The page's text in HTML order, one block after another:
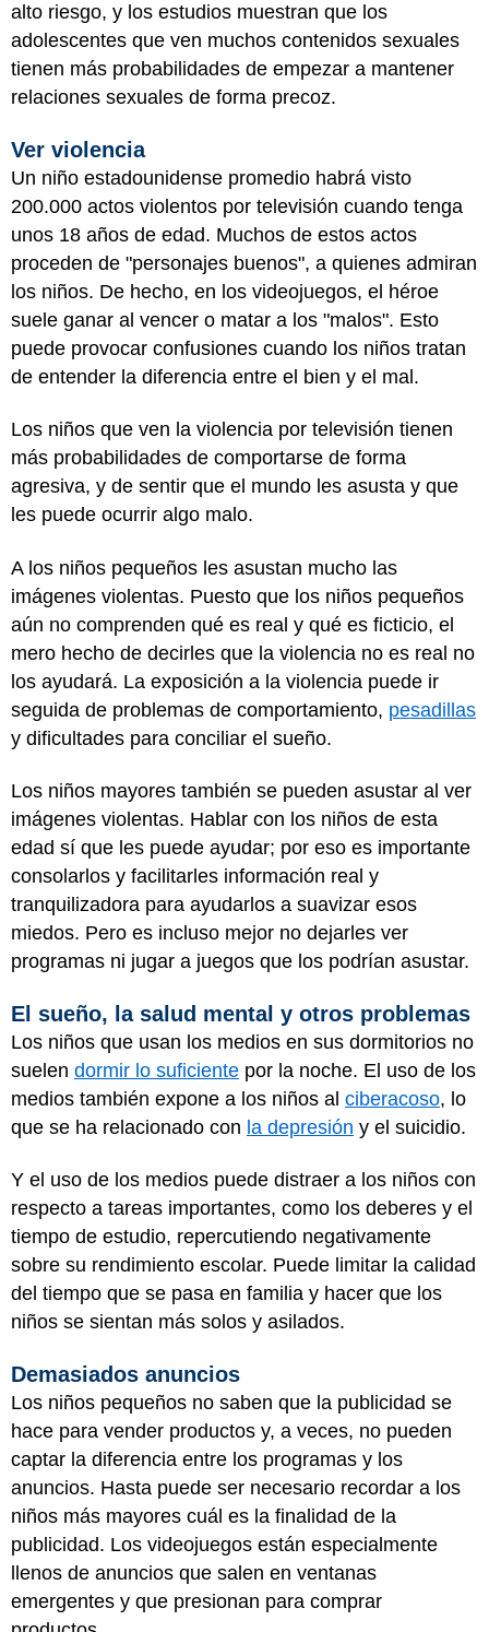
alto riesgo, y los estudios muestran que los
adolescentes que ven muchos contenidos sexuales
tienen más probabilidades de empezar a mantener
relaciones sexuales de forma precoz.
Ver violencia
Un niño estadounidense promedio habrá visto
200.000 actos violentos por televisión cuando tenga
unos 18 años de edad. Muchos de estos actos
proceden de "personajes buenos", a quienes admiran
los niños. De hecho, en los videojuegos, el héroe
suele ganar al vencer o matar a los "malos". Esto
puede provocar confusiones cuando los niños tratan
de entender la diferencia entre el bien y el mal.
Los niños que ven la violencia por televisión tienen
más probabilidades de comportarse de forma
agresiva, y de sentir que el mundo les asusta y que
les puede ocurrir algo malo.
A los niños pequeños les asustan mucho las
imágenes violentas. Puesto que los niños pequeños
aún no comprenden qué es real y qué es ficticio, el
mero hecho de decirles que la violencia no es real no
los ayudará. La exposición a la violencia puede ir
seguida de problemas de comportamiento, pesadillas
y dificultades para conciliar el sueño.
Los niños mayores también se pueden asustar al ver
imágenes violentas. Hablar con los niños de esta
edad sí que les puede ayudar; por eso es importante
consolarlos y facilitarles información real y
tranquilizadora para ayudarlos a suavizar esos
miedos. Pero es incluso mejor no dejarles ver
programas ni jugar a juegos que los podrían asustar.
El sueño, la salud mental y otros problemas
Los niños que usan los medios en sus dormitorios no
suelen dormir lo suficiente por la noche. El uso de los
medios también expone a los niños al ciberacoso, lo
que se ha relacionado con la depresión y el suicidio.
Y el uso de los medios puede distraer a los niños con
respecto a tareas importantes, como los deberes y el
tiempo de estudio, repercutiendo negativamente
sobre su rendimiento escolar. Puede limitar la calidad
del tiempo que se pasa en familia y hacer que los
niños se sientan más solos y asilados.
Demasiados anuncios
Los niños pequeños no saben que la publicidad se
hace para vender productos y, a veces, no pueden
captar la diferencia entre los programas y los
anuncios. Hasta puede ser necesario recordar a los
niños más mayores cuál es la finalidad de la
publicidad. Los videojuegos están especialmente
llenos de anuncios que salen en ventanas
emergentes y que presionan para comprar